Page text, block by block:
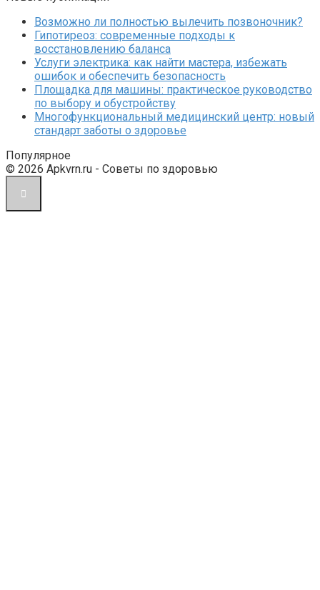
Возможно ли полностью вылечить позвоночник?
Гипотиреоз: современные подходы к
восстановлению баланса
Услуги электрика: как найти мастера, избежать
ошибок и обеспечить безопасность
Площадка для машины: практическое руководство
по выбору и обустройству
Многофункциональный медицинский центр: новый
стандарт заботы о здоровье
Популярное
© 2026 Apkvrn.ru - Советы по здоровью